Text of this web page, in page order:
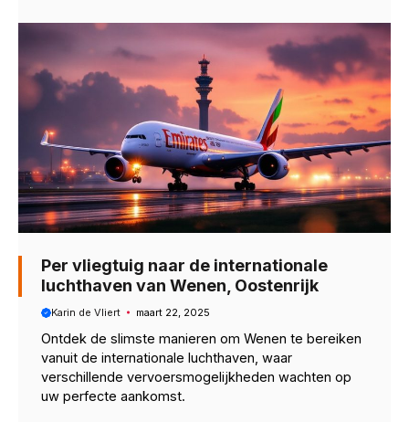
Per vliegtuig naar de internationale
luchthaven van Wenen, Oostenrijk
Karin de Vliert maart 22, 2025
Ontdek de slimste manieren om Wenen te bereiken
vanuit de internationale luchthaven, waar
verschillende vervoersmogelijkheden wachten op
uw perfecte aankomst.